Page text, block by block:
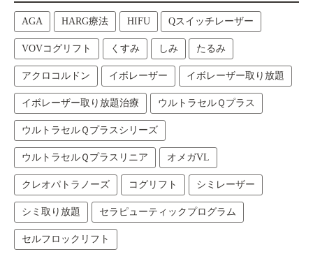
AGA HARG療法 HIFU Qスイッチレーザー
VOVコグリフト くすみ しみ たるみ
アクロコルドン イボレーザー イボレーザー取り放題
イボレーザー取り放題治療 ウルトラセルＱプラス
ウルトラセルＱプラスシリーズ
ウルトラセルＱプラスリニア オメガVL
クレオパトラノーズ コグリフト シミレーザー
シミ取り放題 セラピューティックプログラム
セルフロックリフト